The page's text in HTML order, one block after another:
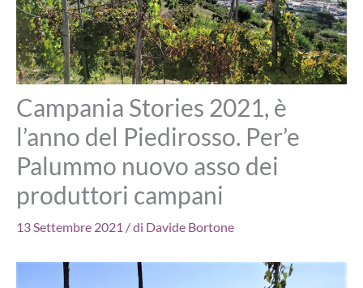
Campania Stories 2021, è
l’anno del Piedirosso. Per’e
Palummo nuovo asso dei
produttori campani
13 Settembre 2021 / di Davide Bortone